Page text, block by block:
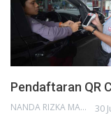
Pendaftaran QR
NANDA RIZKA MAHENDRA 30